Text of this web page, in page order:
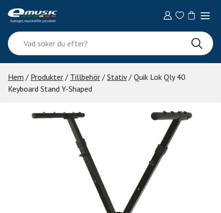
content
Vad
söker
du
efter?
Hem / Produkter / Tillbehör / Stativ/ Quik Lok Qly 40
Keyboard Stand Y-Shaped